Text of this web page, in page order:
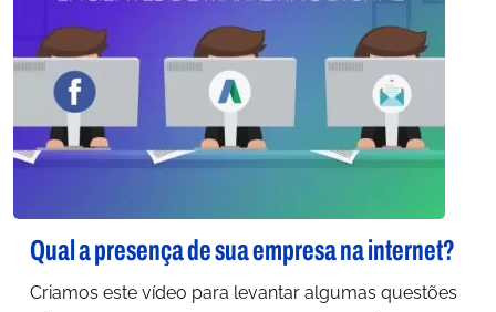
Qual a presença de sua empresa na internet?
Criamos este vídeo para levantar algumas questões